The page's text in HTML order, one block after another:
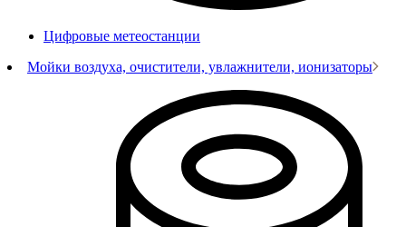
Цифровые метеостанции
Мойки воздуха, очистители, увлажнители, ионизаторы